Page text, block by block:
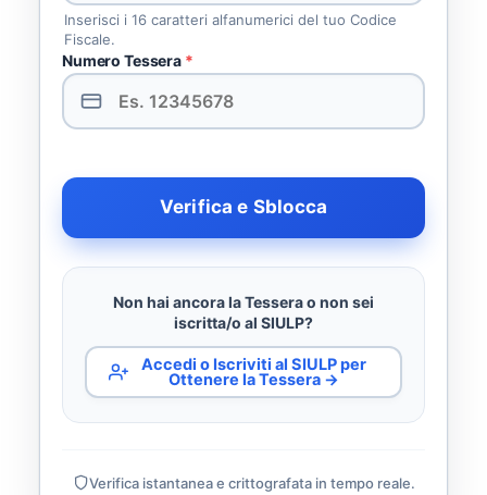
Inserisci i 16 caratteri alfanumerici del tuo Codice
Fiscale.
Numero Tessera *
Verifica e Sblocca
Non hai ancora la Tessera o non sei
iscritta/o al SIULP?
Accedi o Iscriviti al SIULP per
Ottenere la Tessera →
Verifica istantanea e crittografata in tempo reale.